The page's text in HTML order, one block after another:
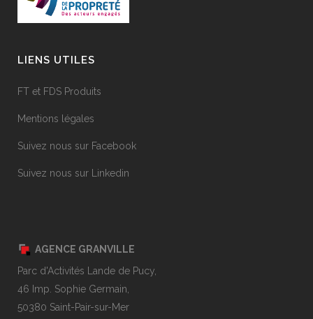
LIENS UTILES
FT et FDS Produits
Mentions légales
Suivez nous sur Facebook
Suivez nous sur Linkedin
AGENCE GRANVILLE
Parc d'Activités Lande de Pucy,
46 Imp. Sophie Germain,
50380 Saint-Pair-sur-Mer